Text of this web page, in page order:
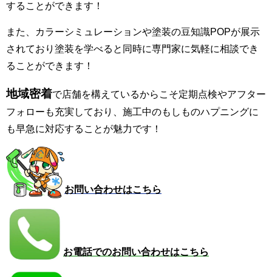
することができます！
また、カラーシミュレーションや塗装の豆知識POPが展示
されており塗装を学べると同時に専門家に気軽に相談でき
ることができます！
地域密着で店舗を構えているからこそ定期点検やアフター
フォローも充実しており、施工中のもしものハプニングに
も早急に対応することが魅力です！
お問い合わせはこちら
お電話でのお問い合わせはこちら